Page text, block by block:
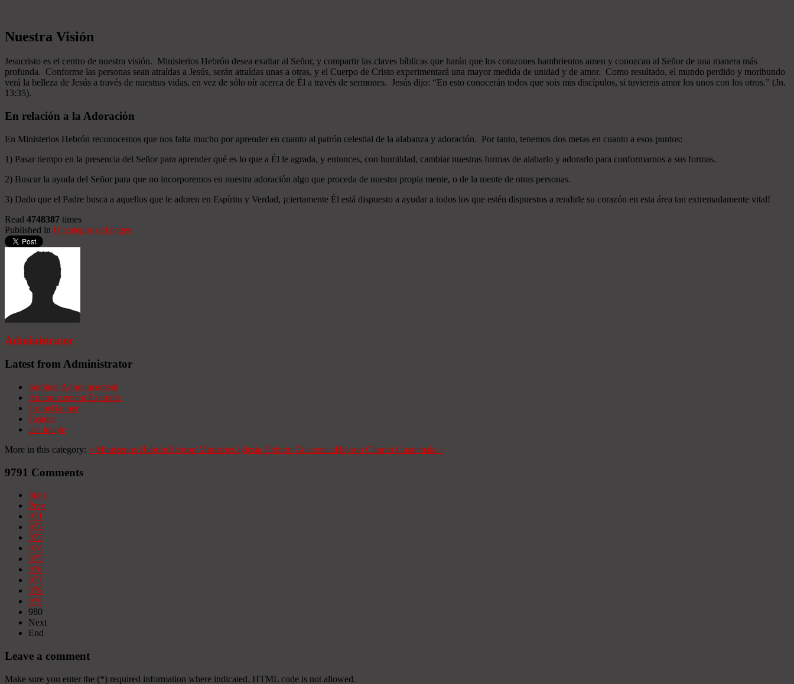
Nuestra Visión
Jesucristo es el centro de nuestra visión. Ministerios Hebrón desea exaltar al Señor, y compartir las claves bíblicas que harán que los corazones hambrientos amen y conozcan al Señor de una manera más
profunda. Conforme las personas sean atraídas a Jesús, serán atraídas unas a otras, y el Cuerpo de Cristo experimentará una mayor medida de unidad y de amor. Como resultado, el mundo perdido y moribundo
verá la belleza de Jesús a través de nuestras vidas, en vez de sólo oír acerca de Él a través de sermones. Jesús dijo: “En esto conocerán todos que sois mis discípulos, si tuviereis amor los unos con los otros.” (Jn.
13:35).
En relación a la Adoración
En Ministerios Hebrón reconocemos que nos falta mucho por aprender en cuanto al patrón celestial de la alabanza y adoración. Por tanto, tenemos dos metas en cuanto a esos puntos:
1) Pasar tiempo en la presencia del Señor para aprender qué es lo que a Él le agrada, y entonces, con humildad, cambiar nuestras formas de alabarlo y adorarlo para conformarnos a sus formas.
2) Buscar la ayuda del Señor para que no incorporemos en nuestra adoración algo que proceda de nuestra propia mente, o de la mente de otras personas.
3) Dado que el Padre busca a aquellos que le adoren en Espíritu y Verdad, ¡ciertamente Él está dispuesto a ayudar a todos los que estén dispuestos a rendirle su corazón en esta área tan extremadamente vital!
Read 4748387 times
Published in Uncategorized pages
Administrator
Latest from Administrator
Seminar Announcement
Announcement Example
HomeBanner
Header
test image
More in this category: « Ministerios HebrónHebron Ministries Iglesia Hebrón GuatemalaHebron Church Guatemala »
9791 Comments
Start
Prev
971
972
973
974
975
976
977
978
979
980
Next
End
Leave a comment
Make sure you enter the (*) required information where indicated. HTML code is not allowed.